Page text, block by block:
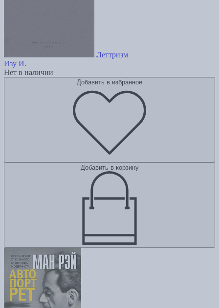
Леттризм
Изу И.
Нет в наличии
Добавить в избранное
Добавить в корзину